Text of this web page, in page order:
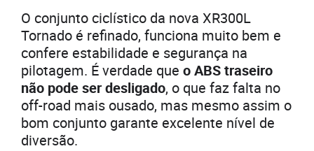
O conjunto ciclístico da nova XR300L
Tornado é refinado, funciona muito bem e
confere estabilidade e segurança na
pilotagem. É verdade que o ABS traseiro
não pode ser desligado, o que faz falta no
off-road mais ousado, mas mesmo assim o
bom conjunto garante excelente nível de
diversão.